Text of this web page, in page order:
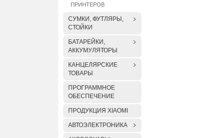
ПРИНТЕРОВ
СУМКИ, ФУТЛЯРЫ,
СТОЙКИ
БАТАРЕЙКИ,
АККУМУЛЯТОРЫ
КАНЦЕЛЯРСКИЕ
ТОВАРЫ
ПРОГРАММНОЕ
ОБЕСПЕЧЕНИЕ
ПРОДУКЦИЯ XIAOMI
АВТОЭЛЕКТРОНИКА